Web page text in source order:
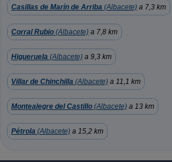
Casillas de Marín de Arriba (Albacete) a 7,3 km
Corral Rubio (Albacete) a 7,8 km
Higueruela (Albacete) a 9,3 km
Villar de Chinchilla (Albacete) a 11,1 km
Montealegre del Castillo (Albacete) a 13 km
Pétrola (Albacete) a 15,2 km